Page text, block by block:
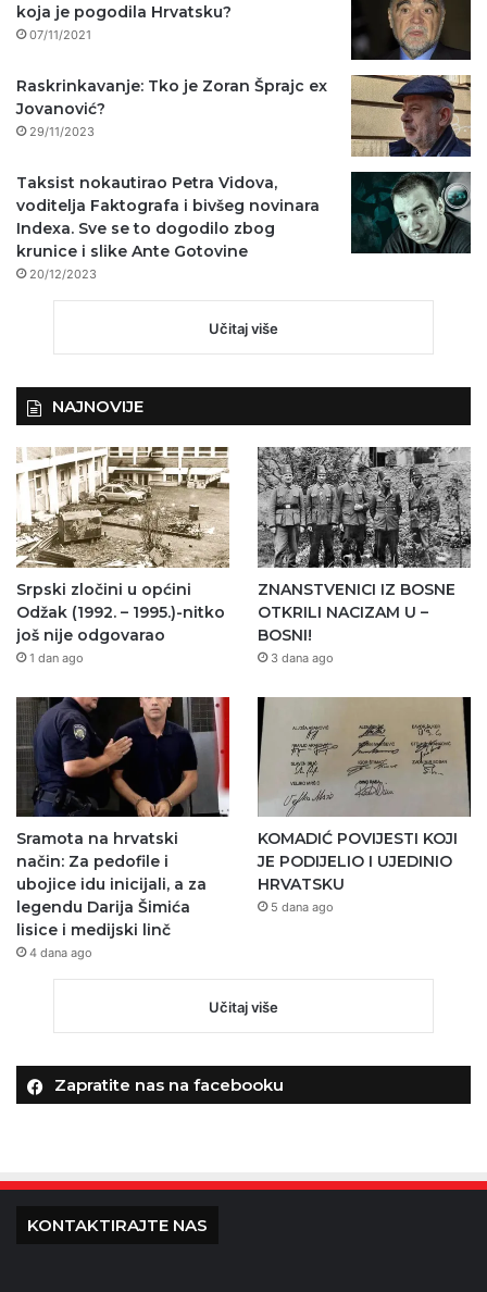
koja je pogodila Hrvatsku?
07/11/2021
Raskrinkavanje: Tko je Zoran Šprajc ex
Jovanović?
29/11/2023
Taksist nokautirao Petra Vidova,
voditelja Faktografa i bivšeg novinara
Indexa. Sve se to dogodilo zbog
krunice i slike Ante Gotovine
20/12/2023
Učitaj više
NAJNOVIJE
Srpski zločini u općini
Odžak (1992. – 1995.)-nitko
još nije odgovarao
1 dan ago
ZNANSTVENICI IZ BOSNE
OTKRILI NACIZAM U –
BOSNI!
3 dana ago
Sramota na hrvatski
način: Za pedofile i
ubojice idu inicijali, a za
legendu Darija Šimića
lisice i medijski linč
4 dana ago
KOMADIĆ POVIJESTI KOJI
JE PODIJELIO I UJEDINIO
HRVATSKU
5 dana ago
Učitaj više
Zapratite nas na facebooku
KONTAKTIRAJTE NAS